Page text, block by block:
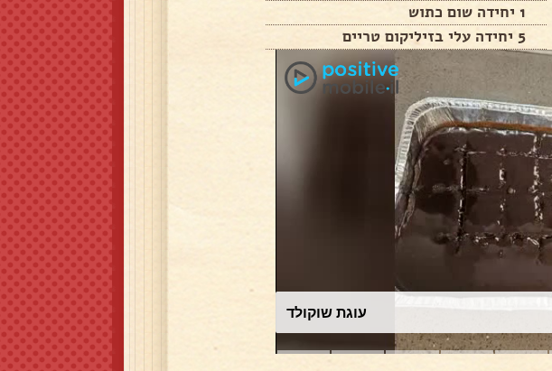
1 יחידה שום כתוש
5 יחידה עלי בזיליקום טריים
עוגת שוקולד